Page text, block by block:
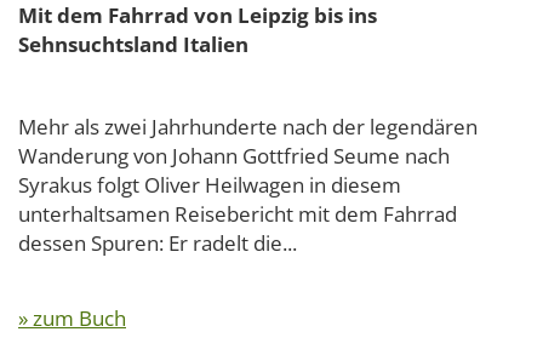
Mit dem Fahrrad von Leipzig bis ins
Sehnsuchtsland Italien
Mehr als zwei Jahrhunderte nach der legendären
Wanderung von Johann Gottfried Seume nach
Syrakus folgt Oliver Heilwagen in diesem
unterhaltsamen Reisebericht mit dem Fahrrad
dessen Spuren: Er radelt die...
» zum Buch